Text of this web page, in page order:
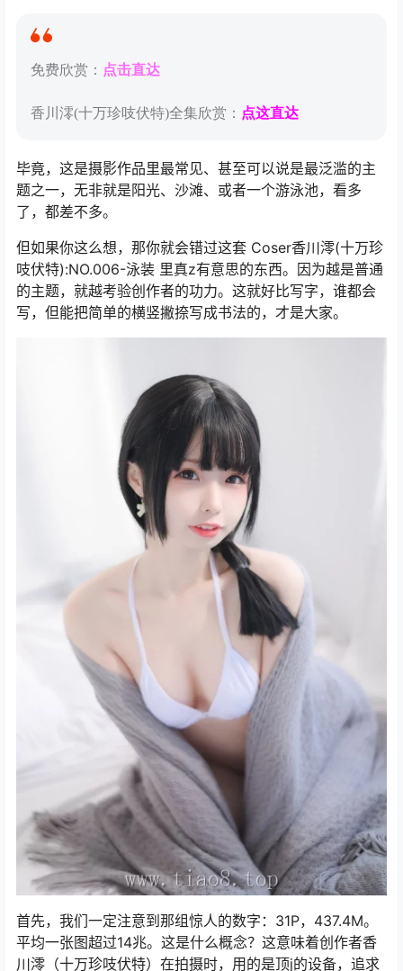
免费欣赏： 点击直达
香川澪(十万珍吱伏特)全集欣赏： 点这直达
毕竟，这是摄影作品里最常见、甚至可以说是最泛滥的主
题之一，无非就是阳光、沙滩、或者一个游泳池，看多
了，都差不多。
但如果你这么想，那你就会错过这套 Coser香川澪(十万珍
吱伏特):NO.006-泳装 里真z有意思的东西。因为越是普通
的主题，就越考验创作者的功力。这就好比写字，谁都会
写，但能把简单的横竖撇捺写成书法的，才是大家。
首先，我们一定注意到那组惊人的数字：31P，437.4M。
平均一张图超过14兆。这是什么概念？这意味着创作者香
川澪（十万珍吱伏特）在拍摄时，用的是顶j的设备，追求